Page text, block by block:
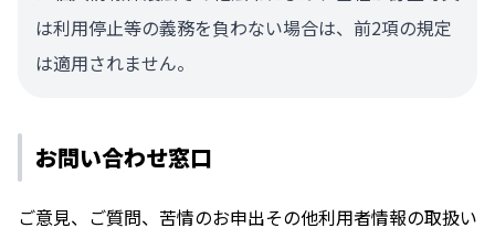
は利用停止等の義務を負わない場合は、前2項の規定
は適用されません。
お問い合わせ窓口
ご意見、ご質問、苦情のお申出その他利用者情報の取扱い